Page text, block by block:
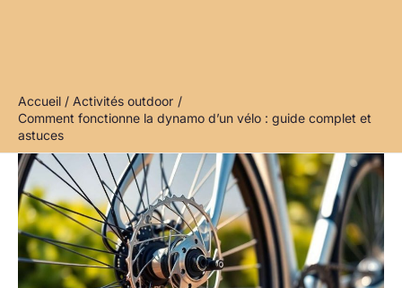
Accueil
Activités outdoor
Comment fonctionne la dynamo d’un vélo : guide complet et
astuces